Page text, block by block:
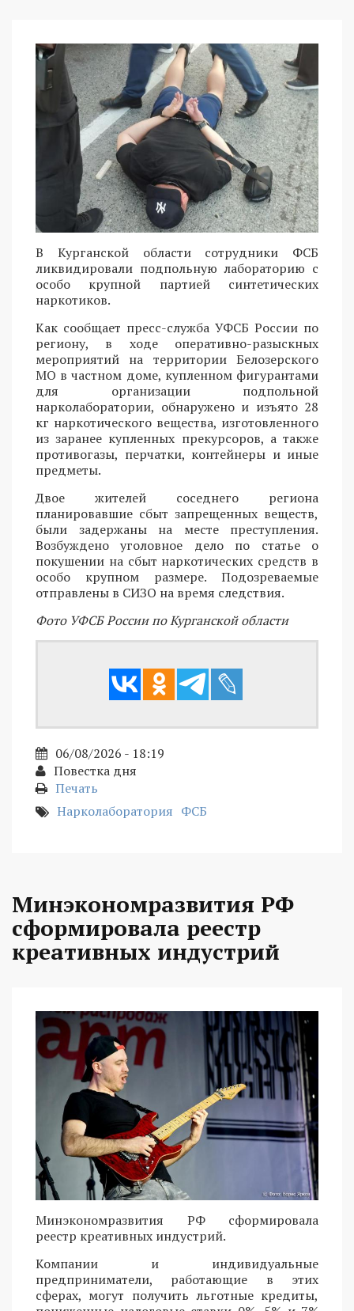
В Курганской области сотрудники ФСБ
ликвидировали подпольную лабораторию с
особо крупной партией синтетических
наркотиков.
Как сообщает пресс-служба УФСБ России по
региону, в ходе оперативно-разыскных
мероприятий на территории Белозерского
МО в частном доме, купленном фигурантами
для организации подпольной
нарколаборатории, обнаружено и изъято 28
кг наркотического вещества, изготовленного
из заранее купленных прекурсоров, а также
противогазы, перчатки, контейнеры и иные
предметы.
Двое жителей соседнего региона
планировавшие сбыт запрещенных веществ,
были задержаны на месте преступления.
Возбуждено уголовное дело по статье о
покушении на сбыт наркотических средств в
особо крупном размере. Подозреваемые
отправлены в СИЗО на время следствия.
Фото УФСБ России по Курганской области
06/08/2026 - 18:19
Повестка дня
Печать
Нарколаборатория ФСБ
Минэкономразвития РФ
сформировала реестр
креативных индустрий
Минэкономразвития РФ сформировала
реестр креативных индустрий.
Компании и индивидуальные
предприниматели, работающие в этих
сферах, могут получить льготные кредиты,